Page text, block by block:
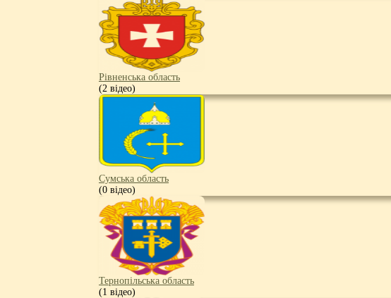
Рівненська область
(2 відео)
Сумська область
(0 відео)
Тернопільська область
(1 відео)